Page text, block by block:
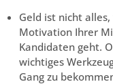
Geld ist nicht
Motivation Ihrer
Kandidaten geht.
wichtiges
Gang zu